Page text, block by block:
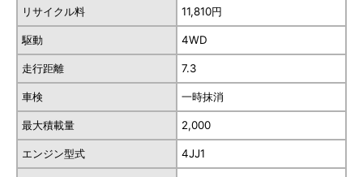
リサイクル料 11,810円
駆動 4WD
走行距離 7.3
車検 一時抹消
最大積載量 2,000
エンジン型式 4JJ1